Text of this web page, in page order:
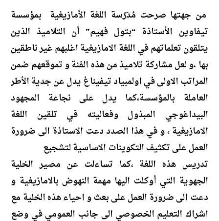
من جهتها صرحت مُدَرّسة اللغة الأمازيغية بمؤسسة
تيفاوين الأستاذة “بتول فهيم” أن التلاميذ الذين
يتلقون تعلماتهم في اللغة الامازيغية اغلبهم غير ناطقين
بها ،و لعل مشاركة تلاميذ من هذه الفئة و تموقعهم ضمن
المراتب الاولى في اولمبياد تيفيناغ يدل عن جدية الأطر
العاملة بالمؤسسة،كما يدل على نجاعة المجهود
البيداغوجي المبذول وفعاليته في تلقين اللغة
الامازيغية ، و في هذا الصدد دعت الاستاذة الى ضرورة
العمل على تكثيف التكوينات الاساسية لتشجيع
تدريس هذه اللغة ،كما تساءلت عن مصير الخلية
الجهوية التي أوكلت اليها مهمة النهوض بالامازيغية و
دعت الى ضرورة العمل على بعث و احياء هذه الخلية مع
اشراك التعليم الخصوصي الى جانب العمومي في وضع